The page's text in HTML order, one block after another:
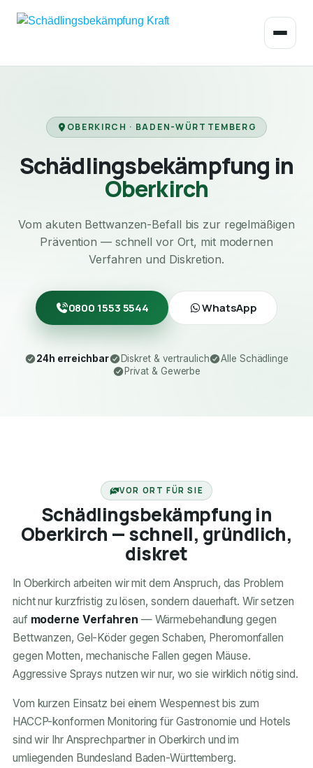
OBERKIRCH · BADEN-WÜRTTEMBERG
Schädlingsbekämpfung in
Oberkirch
Vom akuten Bettwanzen-Befall bis zur regelmäßigen
Prävention — schnell vor Ort, mit modernen
Verfahren und Diskretion.
0800 1553 5544 WhatsApp
24h erreichbar Diskret & vertraulich
Alle Schädlinge
Privat & Gewerbe
VOR ORT FÜR SIE
Schädlingsbekämpfung in
Oberkirch — schnell, gründlich,
diskret
In Oberkirch arbeiten wir mit dem Anspruch, das Problem
nicht nur kurzfristig zu lösen, sondern dauerhaft. Wir setzen
auf moderne Verfahren — Wärmebehandlung gegen
Bettwanzen, Gel-Köder gegen Schaben, Pheromonfallen
gegen Motten, mechanische Fallen gegen Mäuse.
Aggressive Sprays nutzen wir nur, wo sie wirklich nötig sind.
Vom kurzen Einsatz bei einem Wespennest bis zum
HACCP-konformen Monitoring für Gastronomie und Hotels
sind wir Ihr Ansprechpartner in Oberkirch und im
umliegenden Bundesland Baden-Württemberg.